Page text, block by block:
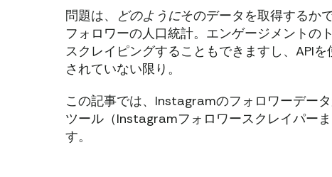
問題は、
どのようにそのデータを取得するかで
フォロワーの人口統計。エンゲージメントの
スクレイピングすることもできますし、API
されていない限り。
この記事では、Instagramのフォロワーデー
ツール（Instagramフォロワースクレイパー
す。